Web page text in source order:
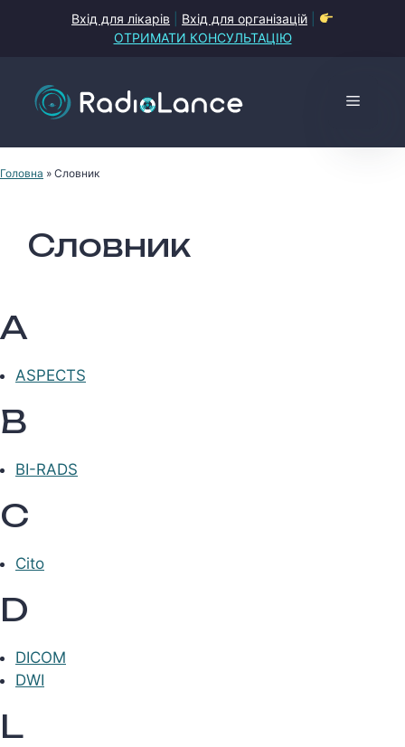
Вхід для лікарів Вхід для організацій
ОТРИМАТИ КОНСУЛЬТАЦІЮ
Меню
Головна » Словник
Словник
A
ASPECTS
B
BI-RADS
C
Cito
D
DICOM
DWI
L